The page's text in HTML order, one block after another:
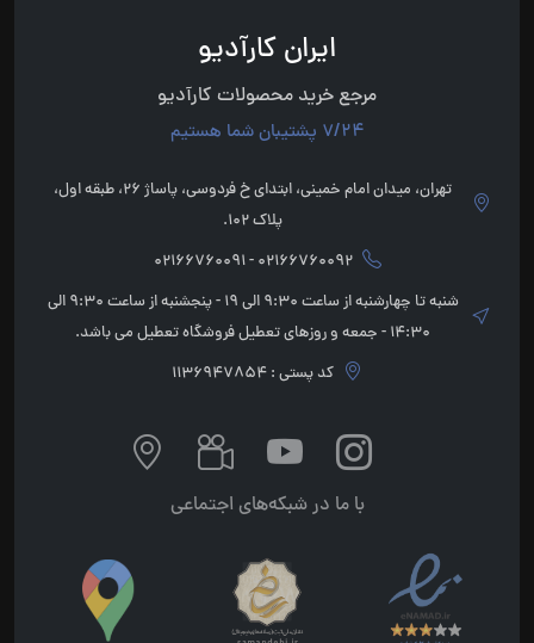
ایران کارآدیو
مرجع خرید محصولات کارآدیو
7/24 پشتیبان شما هستیم
تهران، میدان امام خمینی، ابتدای خ فردوسی، پاساژ 26، طبقه اول،
پلاک 102.
02166760092 - 02166760091
شنبه تا چهارشنبه از ساعت 9:30 الی 19 - پنجشنبه از ساعت 9:30 الی
14:30 - جمعه و روزهای تعطیل فروشگاه تعطیل می باشد.
کد پستی : 1136947854
با ما در شبکه‌های اجتماعی